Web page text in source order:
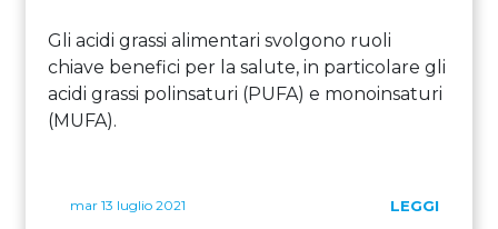
Gli acidi grassi alimentari svolgono ruoli
chiave benefici per la salute, in particolare gli
acidi grassi polinsaturi (PUFA) e monoinsaturi
(MUFA).
mar 13 luglio 2021 LEGGI